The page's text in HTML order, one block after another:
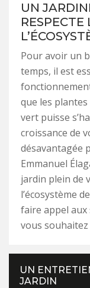
UN
RESPECTE
Pour avoir un
temps, il est
que les
vert puisse
croissance de
désavantagée
Emmanuel
jardin plein de
l’écosystème
faire appel aux
vous
UN
JARDIN